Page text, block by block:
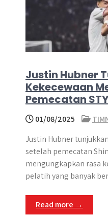
Justin Hubner
Kekecewaan
Pemecatan STY
01/08/2025
Justin Hubner
setelah pemecatan
mengungkapkan rasa
pelatih yang banyak
Read more →